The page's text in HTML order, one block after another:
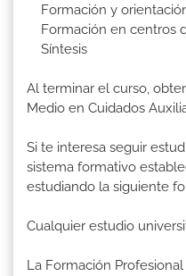
Formación y
Formación en centros
Síntesis
Al terminar el curso,
Medio en Cuidados
Si te interesa seguir
sistema formativo
estudiando la siguiente
Cualquier estudio
La Formación